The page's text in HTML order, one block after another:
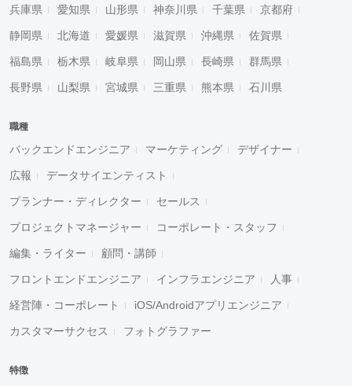
兵庫県 愛知県 山形県 神奈川県 千葉県 京都府
静岡県 北海道 愛媛県 滋賀県 沖縄県 佐賀県
福島県 栃木県 岐阜県 岡山県 長崎県 群馬県
長野県 山梨県 宮城県 三重県 熊本県 石川県
職種
バックエンドエンジニア マーケティング デザイナー
広報 データサイエンティスト
プランナー・ディレクター セールス
プロジェクトマネージャー コーポレート・スタッフ
編集・ライター 顧問・講師
フロントエンドエンジニア インフラエンジニア 人事
経営陣・コーポレート iOS/Androidアプリエンジニア
カスタマーサクセス フォトグラファー
特徴